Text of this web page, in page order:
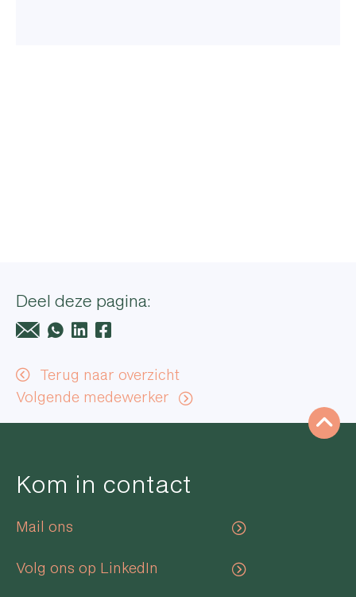
Deel deze pagina:
Terug naar overzicht
Volgende medewerker
Kom in contact
Mail ons
Volg ons op LinkedIn